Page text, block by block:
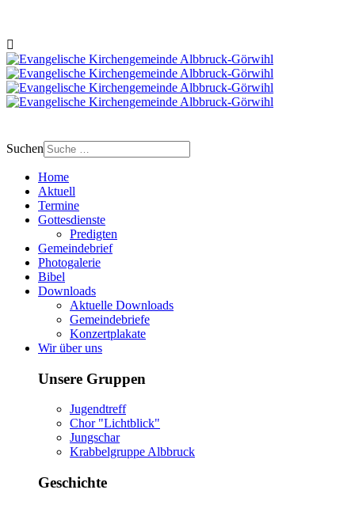
Suchen
Home
Aktuell
Termine
Gottesdienste
Predigten
Gemeindebrief
Photogalerie
Bibel
Downloads
Aktuelle Downloads
Gemeindebriefe
Konzertplakate
Wir über uns
Unsere Gruppen
Jugendtreff
Chor "Lichtblick"
Jungschar
Krabbelgruppe Albbruck
Geschichte